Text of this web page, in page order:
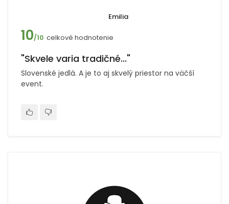
Emilia
10/10 celkové hodnotenie
"Skvele varia tradičné..."
Slovenské jedlá. A je to aj skvelý priestor na väčší
event.